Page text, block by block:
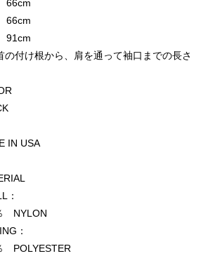
66cm
66cm
91cm
付け根から、肩を通って袖口までの長さ
IN USA
：
NYLON
：
POLYESTER